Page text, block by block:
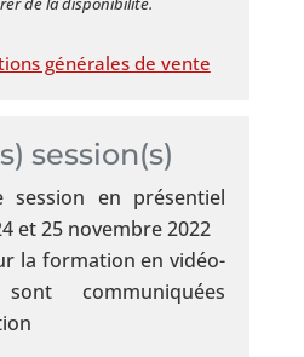
générales de vente
session(s)
session en présentiel
et 25 novembre 2022
la formation en vidéo-
communiquées